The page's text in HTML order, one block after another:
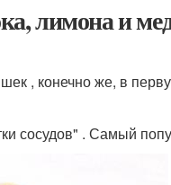
лимона и
, конечно же, в
сосудов" . Самый